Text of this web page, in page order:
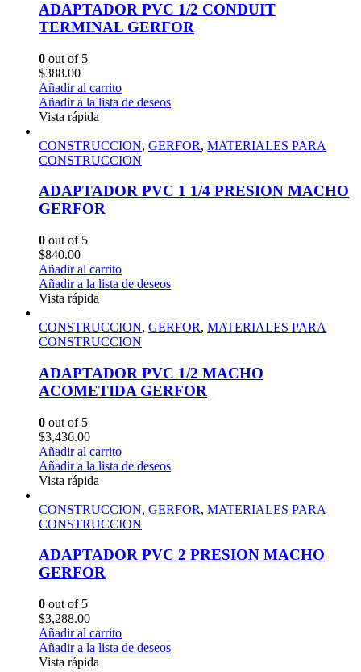
ADAPTADOR PVC 1/2 CONDUIT
TERMINAL GERFOR
0 out of 5
$388.00
Añadir al carrito
Añadir a la lista de deseos
Vista rápida
CONSTRUCCION, GERFOR, MATERIALES PARA
CONSTRUCCION
ADAPTADOR PVC 1 1/4 PRESION MACHO
GERFOR
0 out of 5
$840.00
Añadir al carrito
Añadir a la lista de deseos
Vista rápida
CONSTRUCCION, GERFOR, MATERIALES PARA
CONSTRUCCION
ADAPTADOR PVC 1/2 MACHO
ACOMETIDA GERFOR
0 out of 5
$3,436.00
Añadir al carrito
Añadir a la lista de deseos
Vista rápida
CONSTRUCCION, GERFOR, MATERIALES PARA
CONSTRUCCION
ADAPTADOR PVC 2 PRESION MACHO
GERFOR
0 out of 5
$3,288.00
Añadir al carrito
Añadir a la lista de deseos
Vista rápida